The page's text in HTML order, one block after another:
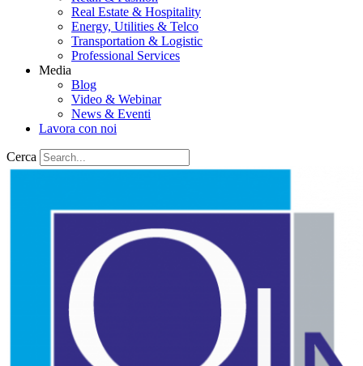
Real Estate & Hospitality
Energy, Utilities & Telco
Transportation & Logistic
Professional Services
Media
Blog
Video & Webinar
News & Eventi
Lavora con noi
Cerca